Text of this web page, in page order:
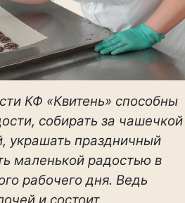
КФ «Квитень» способны
собирать за чашечкой
украшать праздничный
маленькой радостью в
рабочего дня. Ведь